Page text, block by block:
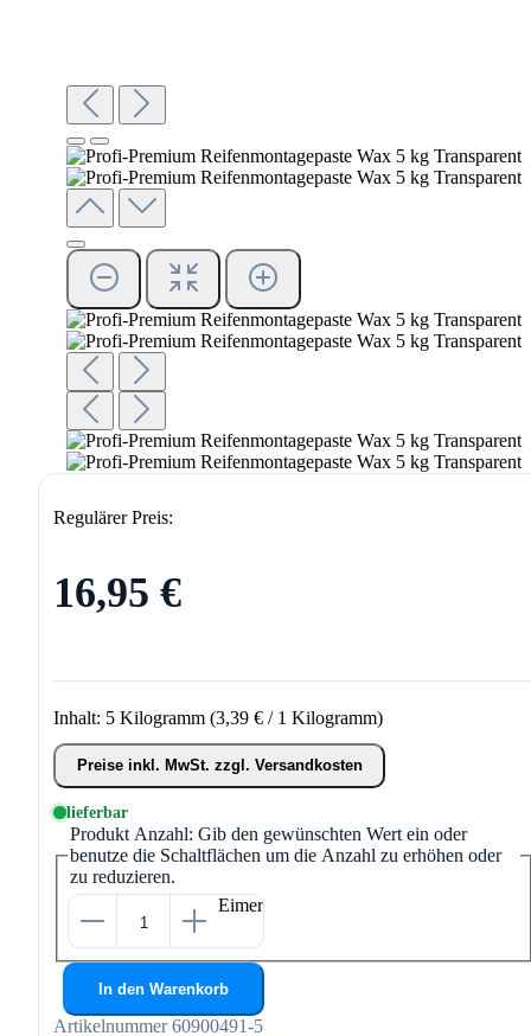
Regulärer Preis:
16,95 €
Inhalt: 5 Kilogramm (3,39 € / 1 Kilogramm)
Preise inkl. MwSt. zzgl. Versandkosten
lieferbar
Produkt Anzahl: Gib den gewünschten Wert ein oder
benutze die Schaltflächen um die Anzahl zu erhöhen oder
zu reduzieren.
Eimer
In den Warenkorb
Artikelnummer 60900491-5